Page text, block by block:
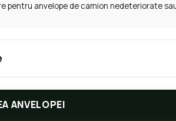
pentru anvelope de camion nedeteriorate
ANVELOPEI